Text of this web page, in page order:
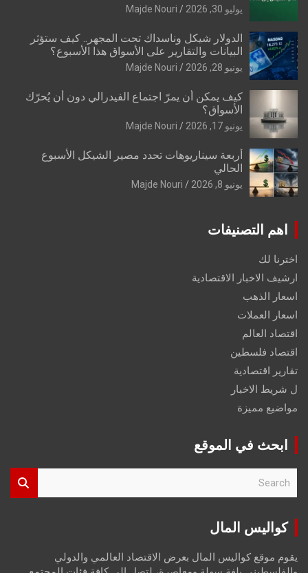
يوليو 30, 2026 Majde Nouri
الدولار شيكل وناسداك تحت المجهر.. كيف ستؤثر
البيانات والتقارير على الأسواق هذا الأسبوع؟
يونيو 28, 2026 Majde Nouri
كيف يمكن أن يمرّ اجتماع الفيدرالي دون أن يُحرّك
الأسواق؟
يونيو 17, 2026 Majde Nouri
أربعة سيناريوهات تحدد مصير الشيكل الأسبوع
الحالي
يونيو 8, 2026 Majde Nouri
اهم التصنيفات
اخترنا لك
ارشيف الاخبار الاقتصادية
اسعار الذهب
اسعار العملات
اقتصاد العالم
اقتصاد فلسطين
تقارير اقتصادية
ل شريط الاخبار
مواضيع مميزة
ابحث في الموقع
r
كواليس المال
يقوم موقع كواليس المال بعرض الاقتصاد العالمي والدولي